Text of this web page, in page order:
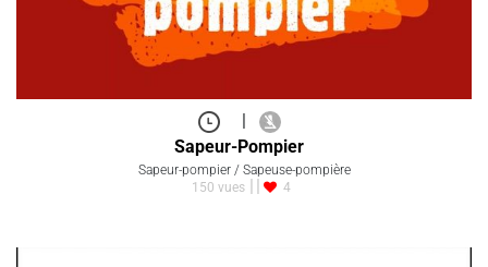
|
Sapeur-Pompier
Sapeur-pompier / Sapeuse-pompière
150 vues
4